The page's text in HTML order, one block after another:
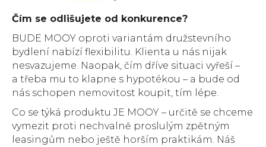
Čím se odlišujete od konkurence?
BUDE MOOY oproti variantám družstevního
bydlení nabízí flexibilitu. Klienta u nás nijak
nesvazujeme. Naopak, čím dříve situaci vyřeší –
a třeba mu to klapne s hypotékou – a bude od
nás schopen nemovitost koupit, tím lépe.
Co se týká produktu JE MOOY – určitě se chceme
vymezit proti nechvalně proslulým zpětným
leasingům nebo ještě horším praktikám. Náš